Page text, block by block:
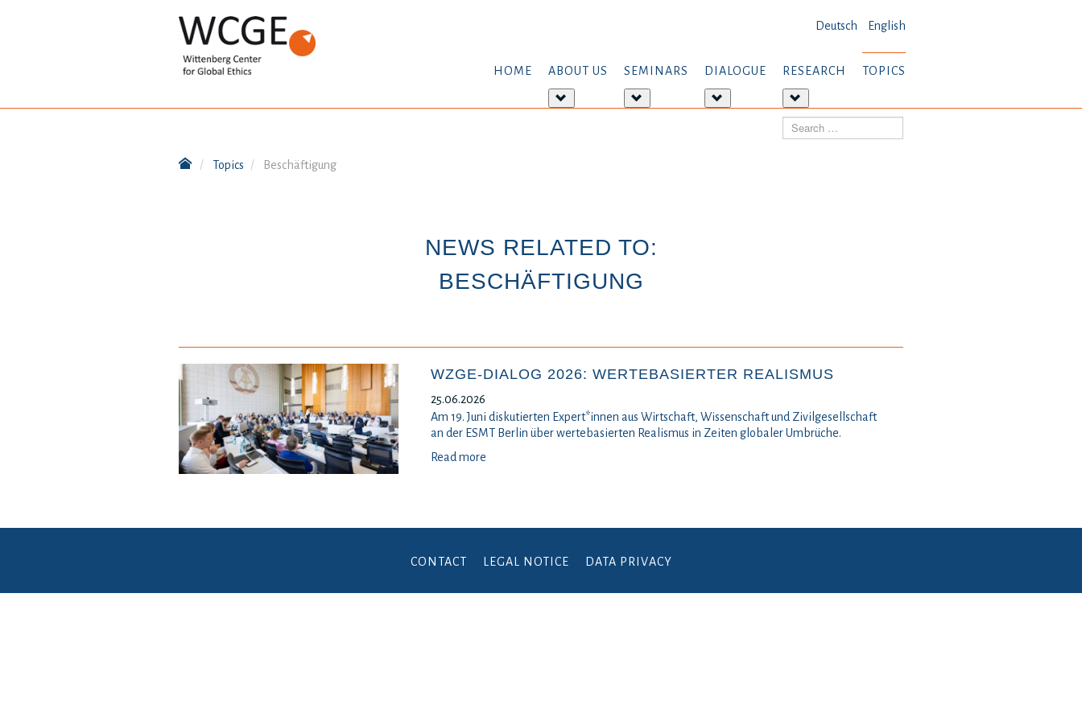
Deutsch English
HOME ABOUT US
about:
SEMINARS
about:
DIALOGUE
about:
RESEARCH
about:
Research
TOPICS
Search
Topics Beschäftigung
NEWS RELATED TO:
BESCHÄFTIGUNG
WZGE-DIALOG 2026: WERTEBASIERTER REALISMUS
25.06.2026
Am 19. Juni diskutierten Expert*innen aus Wirtschaft, Wissenschaft und Zivilgesellschaft
an der ESMT Berlin über wertebasierten Realismus in Zeiten globaler Umbrüche.
Read more
CONTACT LEGAL NOTICE DATA PRIVACY